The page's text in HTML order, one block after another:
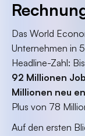
Das World
Unternehmen in
Headline-Zahl:
92 Millionen
Millionen neu
Plus von 78
Auf den ersten